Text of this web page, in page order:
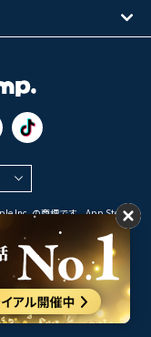
Inc. の商標です。App Store は
。
す。
会話